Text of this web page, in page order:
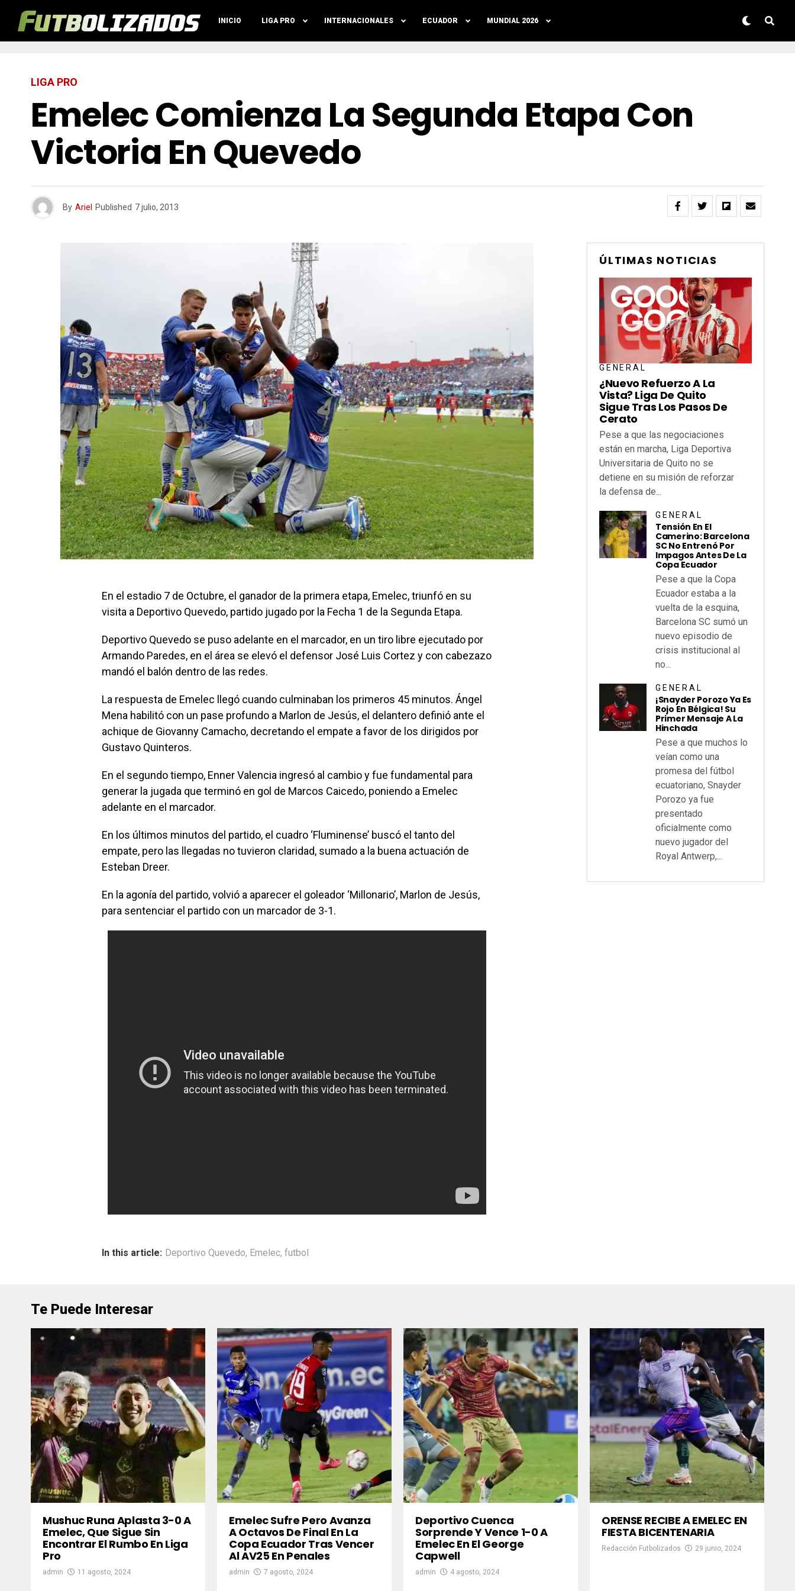
INICIO LIGA PRO INTERNACIONALES ECUADOR MUNDIAL 2026
LIGA PRO
Emelec Comienza La Segunda Etapa Con
Victoria En Quevedo
By Ariel Published 7 julio, 2013
En el estadio 7 de Octubre, el ganador de la primera etapa, Emelec, triunfó en su
visita a Deportivo Quevedo, partido jugado por la Fecha 1 de la Segunda Etapa.
Deportivo Quevedo se puso adelante en el marcador, en un tiro libre ejecutado por
Armando Paredes, en el área se elevó el defensor José Luis Cortez y con cabezazo
mandó el balón dentro de las redes.
La respuesta de Emelec llegó cuando culminaban los primeros 45 minutos. Ángel
Mena habilitó con un pase profundo a Marlon de Jesús, el delantero definió ante el
achique de Giovanny Camacho, decretando el empate a favor de los dirigidos por
Gustavo Quinteros.
En el segundo tiempo, Enner Valencia ingresó al cambio y fue fundamental para
generar la jugada que terminó en gol de Marcos Caicedo, poniendo a Emelec
adelante en el marcador.
En los últimos minutos del partido, el cuadro ‘Fluminense’ buscó el tanto del
empate, pero las llegadas no tuvieron claridad, sumado a la buena actuación de
Esteban Dreer.
En la agonía del partido, volvió a aparecer el goleador ‘Millonario’, Marlon de Jesús,
para sentenciar el partido con un marcador de 3-1.
In this article: Deportivo Quevedo, Emelec, futbol
ÚLTIMAS NOTICIAS
GENERAL
¿Nuevo Refuerzo A La
Vista? Liga De Quito
Sigue Tras Los Pasos De
Cerato
Pese a que las negociaciones
están en marcha, Liga Deportiva
Universitaria de Quito no se
detiene en su misión de reforzar
la defensa de...
GENERAL
Tensión En El
Camerino: Barcelona
SC No Entrenó Por
Impagos Antes De La
Copa Ecuador
Pese a que la Copa
Ecuador estaba a la
vuelta de la esquina,
Barcelona SC sumó un
nuevo episodio de
crisis institucional al
no...
GENERAL
¡Snayder Porozo Ya Es
Rojo En Bélgica! Su
Primer Mensaje A La
Hinchada
Pese a que muchos lo
veían como una
promesa del fútbol
ecuatoriano, Snayder
Porozo ya fue
presentado
oficialmente como
nuevo jugador del
Royal Antwerp,...
Te Puede Interesar
Mushuc Runa Aplasta 3-0 A
Emelec, Que Sigue Sin
Encontrar El Rumbo En Liga
Pro
admin 11 agosto, 2024
Emelec Sufre Pero Avanza
A Octavos De Final En La
Copa Ecuador Tras Vencer
Al AV25 En Penales
admin 7 agosto, 2024
Deportivo Cuenca
Sorprende Y Vence 1-0 A
Emelec En El George
Capwell
admin 4 agosto, 2024
ORENSE RECIBE A EMELEC EN
FIESTA BICENTENARIA
Redacción Futbolizados 29 junio, 2024